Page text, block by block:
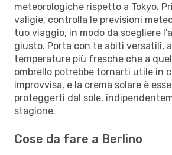
meteorologiche rispetto a Tokyo.
valigie, controlla le previsioni
tuo viaggio, in modo da scegliere
giusto. Porta con te abiti versatili,
temperature più fresche che a
ombrello potrebbe tornarti utile in
improvvisa, e la crema solare è
proteggerti dal sole,
stagione.
Cose da fare a Berlino